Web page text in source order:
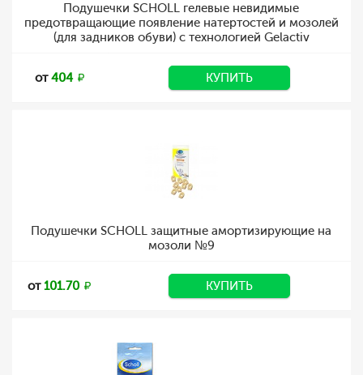
Подушечки SCHOLL гелевые невидимые
предотвращающие появление натертостей и мозолей
(для задников обуви) с технологией Gelactiv
от404 КУПИТЬ
Подушечки SCHOLL защитные амортизирующие на
мозоли №9
от101.70 КУПИТЬ